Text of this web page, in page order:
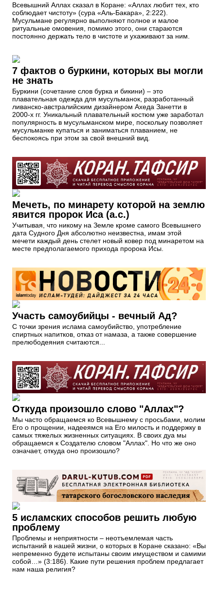
Всевышний Аллах сказал в Коране: «Аллах любит тех, кто
соблюдает чистоту» (сура «Аль-Бакара», 2:222).
Мусульмане регулярно выполняют полное и малое
ритуальные омовения, помимо этого, они стараются
постоянно держать тело в чистоте и ухаживают за ним.
7 фактов о буркини, которых вы могли
не знать
Буркини (сочетание слов бурка и бикини) – это
плавательная одежда для мусульманок, разработанный
ливанско-австралийским дизайнером Ахеда Занетти в
2000-х гг. Уникальный плавательный костюм уже заработал
популярность в мусульманском мире, поскольку позволяет
мусульманке купаться и заниматься плаванием, не
беспокоясь при этом за свой внешний вид.
Мечеть, по минарету которой на землю
явится пророк Иса (а.с.)
Учитывая, что никому на Земле кроме самого Всевышнего
дата Судного Дня абсолютно неизвестна, имам этой
мечети каждый день стелет новый ковер под минаретом на
месте предполагаемого прихода пророка Исы.
Участь самоубийцы - вечный Ад?
С точки зрения ислама самоубийство, употребление
спиртных напитков, отказ от намаза, а также совершение
прелюбодеяния считаются...
Откуда произошло слово "Аллах"?
Мы часто обращаемся ко Всевышнему с просьбами, молим
Его о прощении, надееямся на Его милость и поддержку в
самых тяжелых жизненных ситуациях. В своих дуа мы
обращаемся к Создателю словом "Аллах". Но что же оно
означает, откуда оно произошло?
5 исламских способов решить любую
проблему
Проблемы и неприятности – неотъемлемая часть
испытаний в нашей жизни, о которых в Коране сказано: «Вы
непременно будете испытаны своим имуществом и самими
собой…» (3:186). Какие пути решения проблем предлагает
нам наша религия?